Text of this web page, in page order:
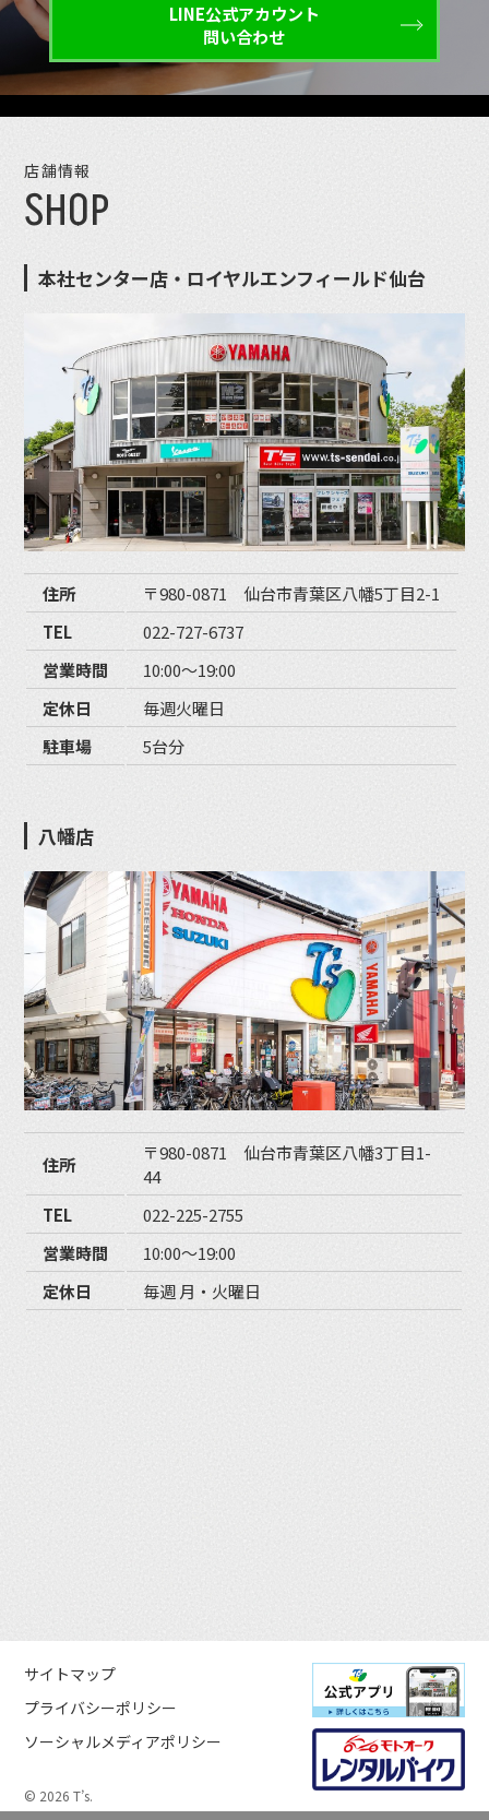
LINE公式アカウント
問い合わせ
店舗情報
SHOP
本社センター店・ロイヤルエンフィールド仙台
住所
〒980-0871 仙台市青葉区八幡5丁目2-1
TEL
022-727-6737
営業時間
10:00〜19:00
定休日
毎週火曜日
駐車場
5台分
八幡店
住所
〒980-0871 仙台市青葉区八幡3丁目1-
44
TEL
022-225-2755
営業時間
10:00〜19:00
定休日
毎週 月・火曜日
サイトマップ
プライバシーポリシー
ソーシャルメディアポリシー
© 2026 T’s.